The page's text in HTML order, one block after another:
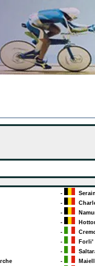
-
-
-
-
-
-
Forli'
-
-